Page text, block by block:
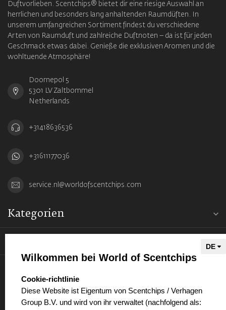
Duftvorlieben. Scentchips® bietet dir eine riesige Auswahl an
herrlichen und besonders lang anhaltenden Raumdüften. In
unserem umfangreichen Sortiment findest du verschiedene
Arten von Raumduft und zahlreiche Duftnoten – da ist für jeden
Geschmack etwas dabei. Genieße die exklusiven Aromen und die
wohltuende Atmosphäre!
Doornepol 5
5301 LV Zaltbommel
Netherlands
+31418636536
+31611177036
service.nl@worldofscentchips.com
Kategorien
Wilkommen bei World of Scentchips
select language
Cookie-richtlinie
Diese Website ist Eigentum von Scentchips / Verhagen
Group B.V. und wird von ihr verwaltet (nachfolgend als: